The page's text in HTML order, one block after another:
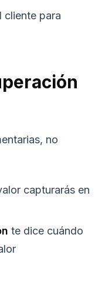
cliente para
no
capturarás en
te dice cuándo